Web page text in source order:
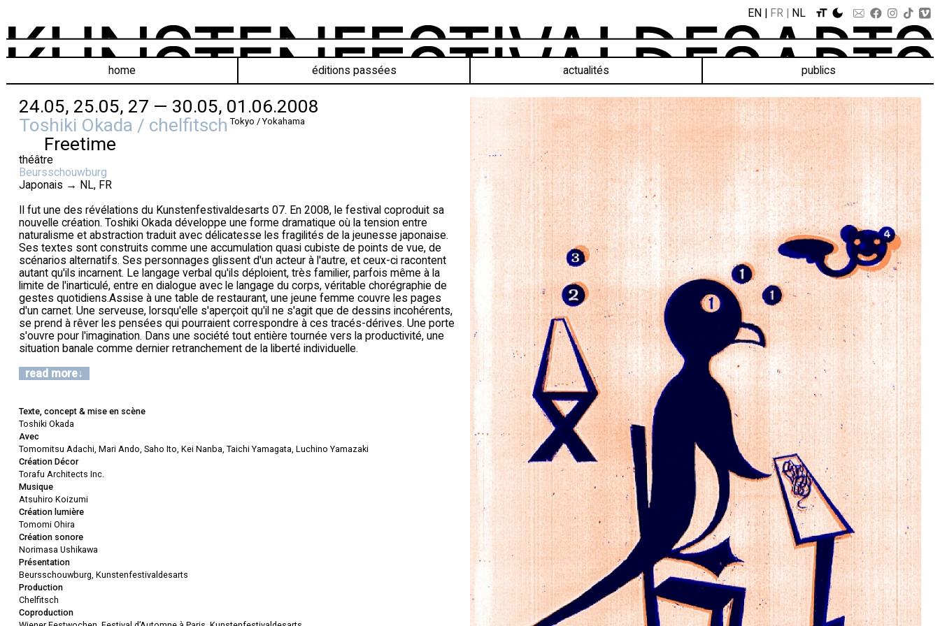
EN FR NL
home éditions passées actualités publics
24.05, 25.05, 27 — 30.05, 01.06.2008
Toshiki Okada / chelfitsch Tokyo / Yokahama
Freetime
théâtre
Beursschouwburg
Japonais → NL, FR
Il fut une des révélations du Kunstenfestivaldesarts 07. En 2008, le festival coproduit sa
nouvelle création. Toshiki Okada développe une forme dramatique où la tension entre
naturalisme et abstraction traduit avec délicatesse les fragilités de la jeunesse japonaise.
Ses textes sont construits comme une accumulation quasi cubiste de points de vue, de
scénarios alternatifs. Ses personnages glissent d'un acteur à l'autre, et ceux-ci racontent
autant qu'ils incarnent. Le langage verbal qu'ils déploient, très familier, parfois même à la
limite de l'inarticulé, entre en dialogue avec le langage du corps, véritable chorégraphie de
gestes quotidiens.Assise à une table de restaurant, une jeune femme couvre les pages
d'un carnet. Une serveuse, lorsqu'elle s'aperçoit qu'il ne s'agit que de dessins incohérents,
se prend à rêver les pensées qui pourraient correspondre à ces tracés-dérives. Une porte
s'ouvre pour l'imagination. Dans une société tout entière tournée vers la productivité, une
situation banale comme dernier retranchement de la liberté individuelle.
read more
Texte, concept & mise en scène
Toshiki Okada
Avec
Tomomitsu Adachi, Mari Ando, Saho Ito, Kei Nanba, Taichi Yamagata, Luchino Yamazaki
Création Décor
Torafu Architects Inc.
Musique
Atsuhiro Koizumi
Création lumière
Tomomi Ohira
Création sonore
Norimasa Ushikawa
Présentation
Beursschouwburg, Kunstenfestivaldesarts
Production
Chelfitsch
Coproduction